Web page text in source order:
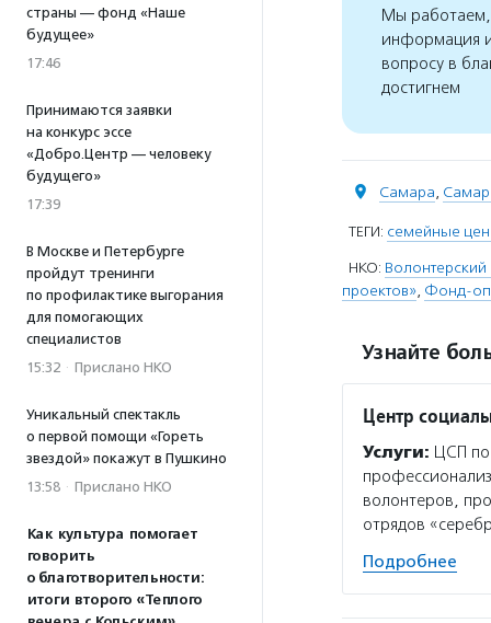
страны — фонд «Наше
будущее»
17:46
Принимаются заявки
на конкурс эссе
«Добро.Центр — человеку
будущего»
17:39
В Москве и Петербурге
пройдут тренинги
по профилактике выгорания
для помогающих
специалистов
15:32 · Прислано НКО
Уникальный спектакль
о первой помощи «Гореть
звездой» покажут в Пушкино
13:58 · Прислано НКО
Как культура помогает
говорить
о благотворительности:
итоги второго «Теплого
Мы работаем,
информация
вопросу в
достигнем
Самара,
ТЕГИ: семейные
НКО: Волонтерский
проектов», Фонд-
Узнайте
Центр
Услуги: ЦСП
волонтеров,
отрядов
Подробнее